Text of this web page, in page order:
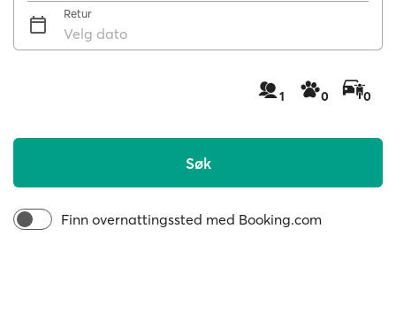
Retur
Velg dato
1 0 0
Søk
Finn overnattingssted med Booking.com